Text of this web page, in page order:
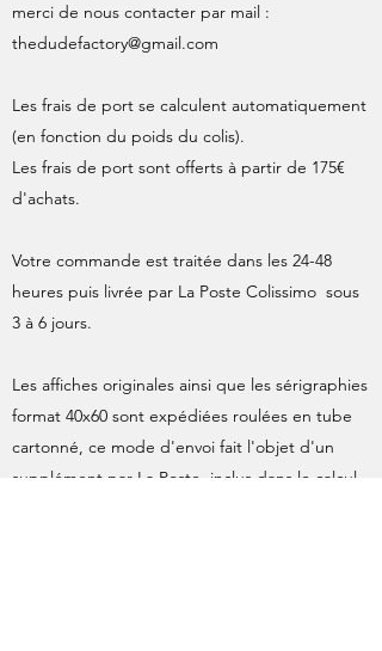
merci de nous contacter par mail :
thedudefactory@gmail.com
Les frais de port se calculent automatiquement
(en fonction du poids du colis).
Les frais de port sont offerts à partir de 175€
d'achats.
Votre commande est traitée dans les 24-48
heures puis livrée par La Poste Colissimo sous
3 à 6 jours.
Les affiches originales ainsi que les sérigraphies
format 40x60 sont expédiées roulées en tube
cartonné, ce mode d'envoi fait l'objet d'un
supplément par La Poste, inclus dans le calcul